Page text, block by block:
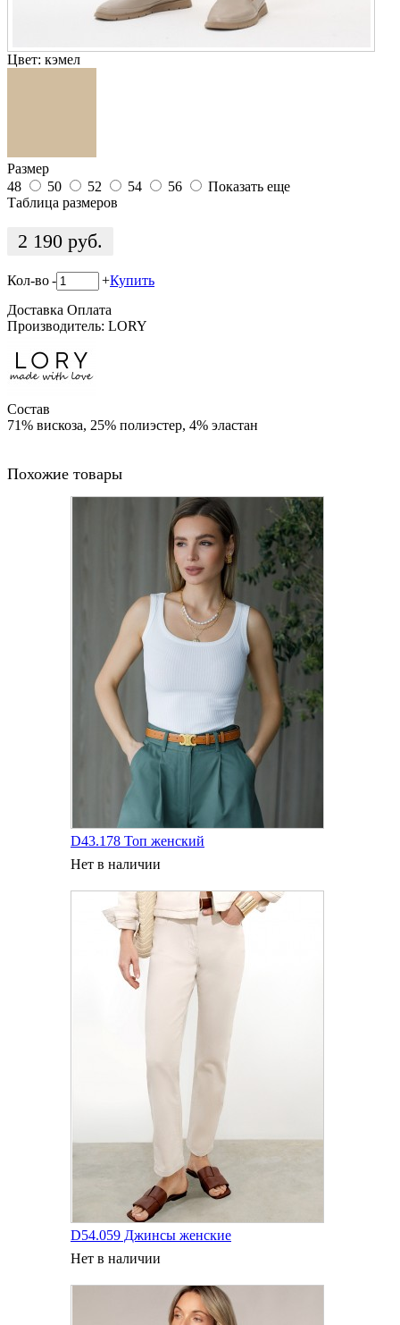
Цвет: кэмел
Размер
48
50 52 54 56
Показать еще
Таблица размеров
2 190 руб.
Кол-во- +Купить
Доставка Оплата
Производитель: LORY
Состав
71% вискоза, 25% полиэстер, 4% эластан
Похожие товары
D43.178 Топ женский
Нет в наличии
D54.059 Джинсы женские
Нет в наличии